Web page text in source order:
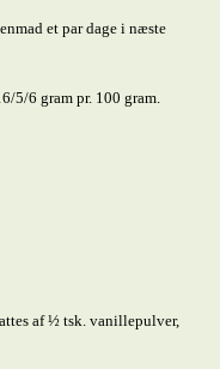
et par dage i næste
5/6 gram pr. 100 gram.
af ½ tsk. vanillepulver,